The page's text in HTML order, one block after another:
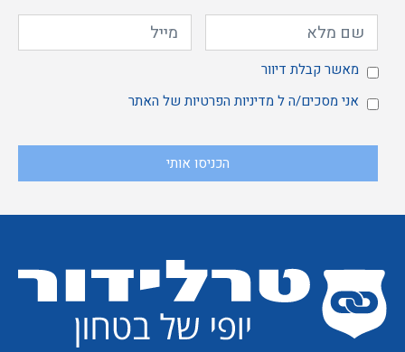
מאשר
קבלת
מאשר קבלת דיוור
אני
אני מסכים/ה ל מדיניות הפרטיות של האתר
הכניסו אותי